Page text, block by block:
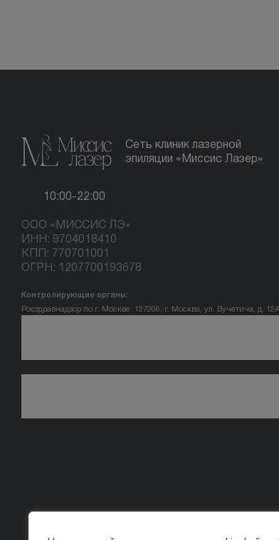
Сеть клиник лазерной
эпиляции «Миссис Лазер»
10:00-22:00
ООО «МИССИС ЛЭ»
ИНН: 9704018410
КПП: 770701001
ОГРН: 1207700193678
Контролирующие органы:
Росздравнадзор по г. Москве: 127206, г. Москва, ул. Вучетича, д.